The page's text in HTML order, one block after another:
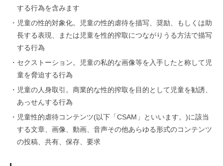
する行為を含みます
・ 児童の性的対象化。児童の性的虐待を描写、奨励、もしくは助
長する表現、または児童を性的搾取につながりうる方法で描写
する行為
・ セクストーション。児童の私的な画像等を入手したと称して児
童を脅迫する行為
・ 児童の人身取引。商業的な性的搾取を目的として児童を勧誘、
あっせんする行為
・ 児童性的虐待コンテンツ(以下「CSAM」といいます。)に該当
する文章、画像、動画、音声その他あらゆる形式のコンテンツ
の投稿、共有、保存、要求